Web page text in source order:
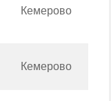
Кемерово
Кемерово